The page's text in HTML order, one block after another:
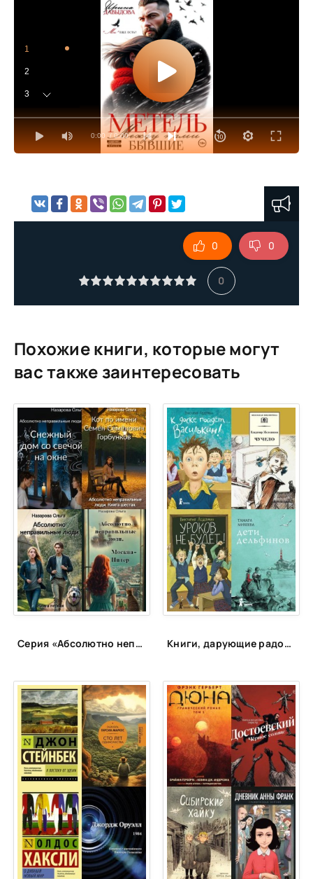
0:00 / 0:00
1
2
3
4
17
18
19
20
21
22
23
24
25
26
0
0 0
Похожие книги, которые могут
вас также заинтересовать
Серия «Абсолютно неправильные люди» Книги, дарующие радость